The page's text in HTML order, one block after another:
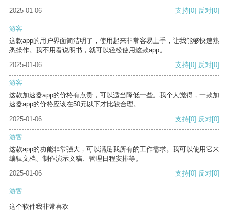
2025-01-06 支持[0] 反对[0]
游客
这款app的用户界面简洁明了，使用起来非常容易上手，让我能够快速熟
悉操作。我不用看说明书，就可以轻松使用这款app。
2025-01-06
支持[0] 反对[0]
游客
这款加速器app的价格有点贵，可以适当降低一些。我个人觉得，一款加
速器app的价格应该在50元以下才比较合理。
2025-01-06
支持[0] 反对[0]
游客
这款app的功能非常强大，可以满足我所有的工作需求。我可以使用它来
编辑文档、制作演示文稿、管理日程安排等。
2025-01-06
支持[0] 反对[0]
游客
这个软件我非常喜欢